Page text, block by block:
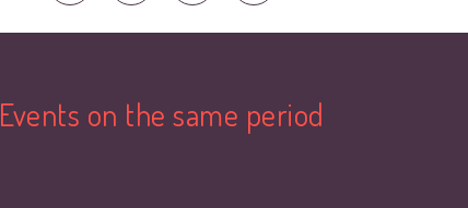
Events on the same period